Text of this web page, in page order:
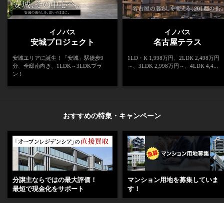
イノバス
安城プロジェクト
安城エリアに誕生！「安城」駅徒歩9
分、全邸南向き、1LDK～3LDKプラ
ン！
イノバス
名古屋テラス
1LD・K 1,998万円、2LDK 2,498万円
～、3LDK 2,998万円～、4LDK 4,4...
おすすめの特集・キャンペーン
分譲主ならではの最大評価！
最短で現金化をサポート
マンション用地を募集していま
す！